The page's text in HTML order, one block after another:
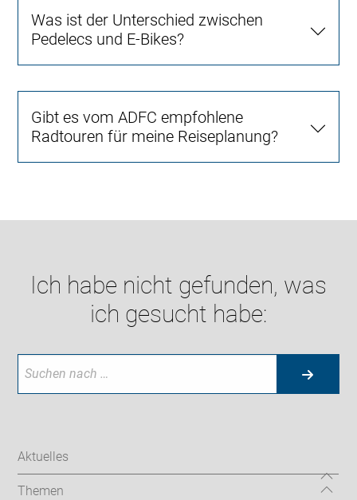
Was ist der Unterschied zwischen
Pedelecs und E-Bikes?
Gibt es vom ADFC empfohlene
Radtouren für meine Reiseplanung?
Ich habe nicht gefunden, was
ich gesucht habe:
Aktuelles
Themen